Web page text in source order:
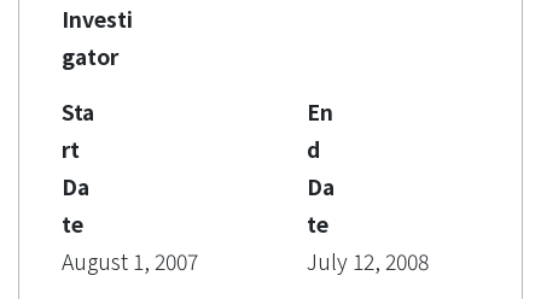
Investi
gator
Sta
rt
Da
te
August 1, 2007
En
d
Da
te
July 12, 2008